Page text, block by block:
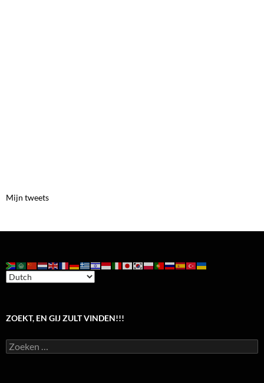
Mijn tweets
ZOEKT, EN GIJ ZULT VINDEN!!!
Zoeken
naar: